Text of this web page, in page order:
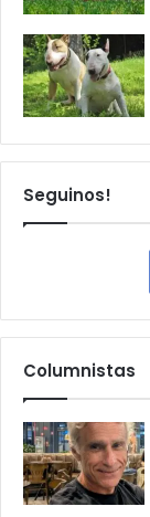
Seguinos!
Columnistas